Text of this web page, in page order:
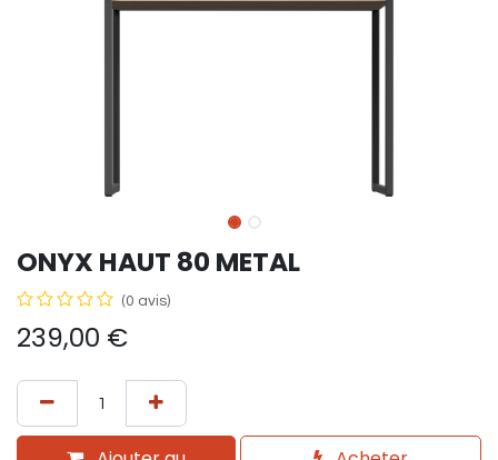
ONYX HAUT 80 METAL
(0 avis)
239,00 €